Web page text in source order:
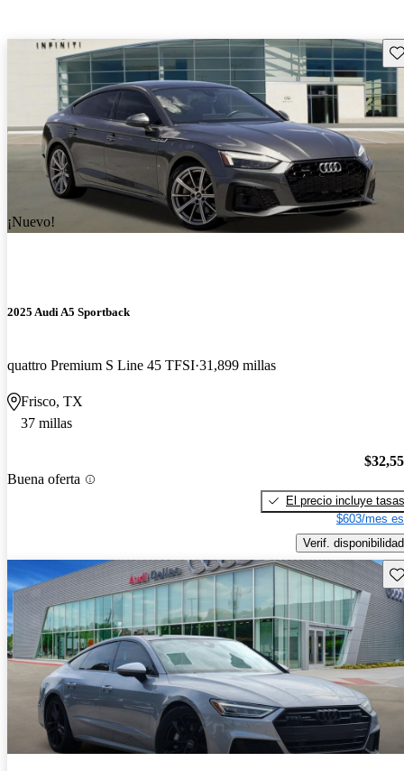
¡Nuevo!
2025 Audi A5 Sportback
quattro Premium S Line 45 TFSI 31,899 millas
Frisco, TX
37 millas
Buena oferta
El precio incluye tasas
$603/mes
Verif. disponibilidad